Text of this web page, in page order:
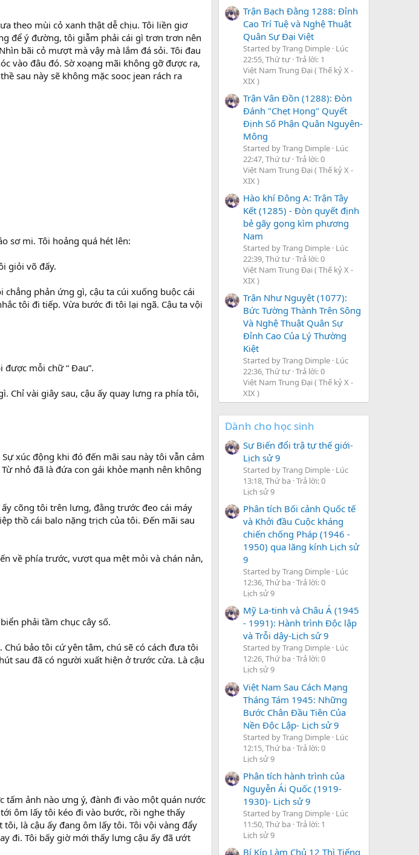
theo mùi cỏ xanh thật dễ chịu. Tôi liền giơ
để ý đường, tôi giẫm phải cái gì trơn trơn nên
bãi cỏ mượt mà vậy mà lắm đá sỏi. Tôi đau
vào đâu đó. Sờ xoạng mãi không gỡ được ra,
sau này sẽ không mặc sooc jean rách ra
sơ mi. Tôi hoảng quá hét lên:
giỏi võ đấy.
phản ứng gì, cậu ta cúi xuống buộc cái
tôi đi tiếp. Vừa bước đi tôi lại ngã. Cậu ta vội
mỗi chữ “ Đau”.
Chỉ vài giây sau, cậu ấy quay lưng ra phía tôi,
xúc động khi đó đến mãi sau này tôi vẫn cảm
nhỏ đã là đứa con gái khỏe mạnh nên không
cõng tôi trên lưng, đằng trước đeo cái máy
thồ cái balo nặng trịch của tôi. Đến mãi sau
về phía trước, vượt qua mệt mỏi và chán nản,
phải tầm chục cây số.
bảo tôi cứ yên tâm, chú sẽ có cách đưa tôi
sau đã có người xuất hiện ở trước cửa. Là cậu
tấm ảnh nào ưng ý, đành đi vào một quán nước
ôm lấy tôi kéo đi vào bước, rồi nghe thấy
là cậu ấy đang ôm lấy tôi. Tôi vội vàng đẩy
đi. Tôi bấy giờ mới thấy lưng cậu ấy đã ướt
Trận Bạch Đằng 1288: Đỉnh
Cao Trí Tuệ và Nghệ Thuật
Quân Sự Đại Việt
Started by Trang Dimple Lúc
22:55, Thứ tư Trả lời: 1
Việt Nam Trung Đại ( Thế kỷ X -
XIX )
Trận Vân Đồn (1288): Đòn
Đánh "Chẹt Họng" Quyết
Định Số Phận Quân Nguyên-
Mông
Started by Trang Dimple Lúc
22:47, Thứ tư Trả lời: 0
Việt Nam Trung Đại ( Thế kỷ X -
XIX )
Hào khí Đông A: Trận Tây
Kết (1285) - Đòn quyết định
bẻ gãy gọng kìm phương
Nam
Started by Trang Dimple Lúc
22:39, Thứ tư Trả lời: 0
Việt Nam Trung Đại ( Thế kỷ X -
XIX )
Trận Như Nguyệt (1077):
Bức Tường Thành Trên Sông
Và Nghệ Thuật Quân Sự
Đỉnh Cao Của Lý Thường
Kiệt
Started by Trang Dimple Lúc
22:36, Thứ tư Trả lời: 0
Việt Nam Trung Đại ( Thế kỷ X -
XIX )
Dành cho học sinh
Sự Biến đổi trậ tự thế giới-
Lịch sử 9
Started by Trang Dimple Lúc
13:18, Thứ ba Trả lời: 0
Lịch sử 9
Phân tích Bối cảnh Quốc tế
và Khởi đầu Cuộc kháng
chiến chống Pháp (1946 -
1950) qua lăng kính Lịch sử
9
Started by Trang Dimple Lúc
12:36, Thứ ba Trả lời: 0
Lịch sử 9
Mỹ La-tinh và Châu Á (1945
- 1991): Hành trình Độc lập
và Trỗi dậy-Lịch sử 9
Started by Trang Dimple Lúc
12:26, Thứ ba Trả lời: 0
Lịch sử 9
Việt Nam Sau Cách Mạng
Tháng Tám 1945: Những
Bước Chân Đầu Tiên Của
Nền Độc Lập- Lịch sử 9
Started by Trang Dimple Lúc
12:15, Thứ ba Trả lời: 0
Lịch sử 9
Phân tích hành trình của
Nguyễn Ái Quốc (1919-
1930)- Lịch sử 9
Started by Trang Dimple Lúc
11:50, Thứ ba Trả lời: 1
Lịch sử 9
Bí Kíp Làm Chủ 12 Thì Tiếng